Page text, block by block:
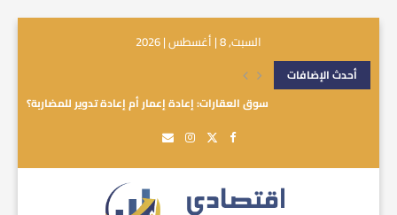
السبت, 8 | أغسطس | 2026
أحدث الإضافات
سوق العقارات: إعادة إعمار أم إعادة تدوير للمضاربة؟